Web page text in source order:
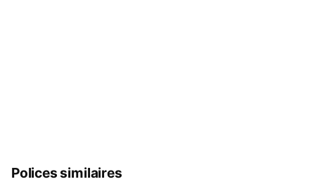
Polices similaires